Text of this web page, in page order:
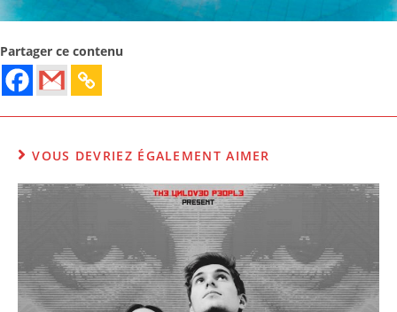
Partager ce contenu
VOUS DEVRIEZ ÉGALEMENT AIMER